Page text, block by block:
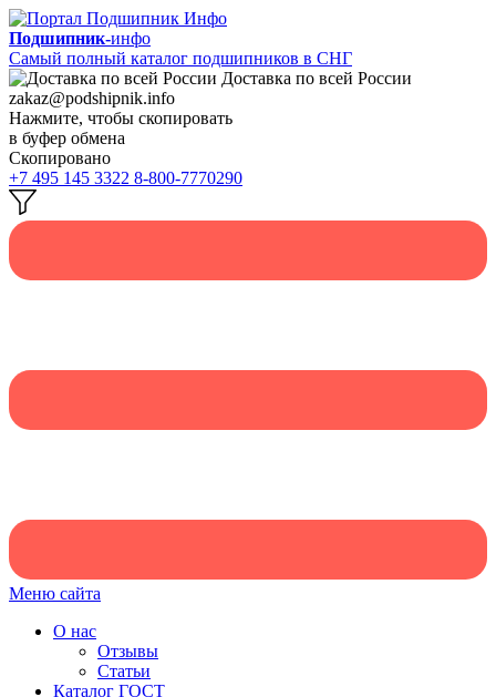
Подшипник-инфо
Самый полный каталог подшипников в СНГ
Доставка по всей России
zakaz@podshipnik.info
Нажмите, чтобы скопировать
в буфер обмена
Скопировано
+7 495 145 3322 8-800-7770290
Меню сайта
О нас
Отзывы
Статьи
Каталог ГОСТ